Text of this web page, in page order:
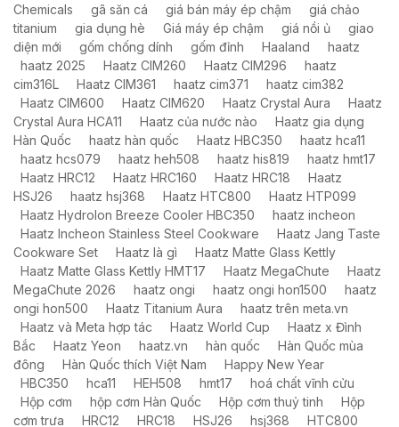
Chemicals
gã săn cá giá bán máy ép chậm
giá chảo
titanium
gia dụng hè Giá máy ép chậm giá nồi ủ
giao
diện mới
gốm chống dính gốm đỉnh Haaland
haatz
haatz 2025
Haatz CIM260 Haatz CIM296
haatz
cim316L
Haatz CIM361 haatz cim371
haatz cim382
Haatz CIM600
Haatz CIM620 Haatz Crystal Aura
Haatz
Crystal Aura HCA11
Haatz của nước nào
Haatz gia dụng
Hàn Quốc
haatz hàn quốc Haatz HBC350
haatz hca11
haatz hcs079
haatz heh508 haatz his819
haatz hmt17
Haatz HRC12
Haatz HRC160 Haatz HRC18
Haatz
HSJ26
haatz hsj368 Haatz HTC800
Haatz HTP099
Haatz HydroIon Breeze Cooler HBC350
haatz incheon
Haatz Incheon Stainless Steel Cookware
Haatz Jang Taste
Cookware Set
Haatz là gì
Haatz Matte Glass Kettly
Haatz Matte Glass Kettly HMT17
Haatz MegaChute
Haatz
MegaChute 2026
haatz ongi haatz ongi hon1500
haatz
ongi hon500
Haatz Titanium Aura
haatz trên meta.vn
Haatz và Meta hợp tác
Haatz World Cup
Haatz x Đình
Bắc
Haatz Yeon haatz.vn hàn quốc
Hàn Quốc mùa
đông
Hàn Quốc thích Việt Nam
Happy New Year
HBC350
hca11 HEH508 hmt17
hoá chất vĩnh cửu
Hộp cơm
hộp cơm Hàn Quốc Hộp cơm thuỷ tinh
Hộp
cơm trưa
HRC12 HRC18 HSJ26 hsj368
HTC800